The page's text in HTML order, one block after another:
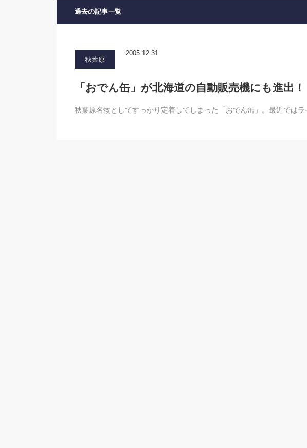
過去の記事一覧
秋葉原
2005.12.31
「おでん缶」が北海道の自動販売機にも進出！
秋葉原名物としてすっかり定着してしまった「おでん缶」。最近ではラ